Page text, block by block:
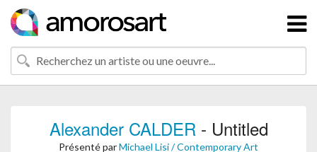
Alexander CALDER- Untitled
Présenté parMichael Lisi / Contemporary Art